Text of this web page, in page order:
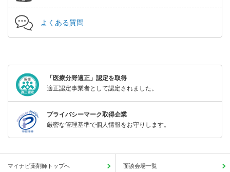
よくある質問
「医療分野適正」認定を取得
適正認定事業者として認定されました。
プライバシーマーク取得企業
厳密な管理基準で個人情報をお守りします。
マイナビ薬剤師トップへ 面談会場一覧